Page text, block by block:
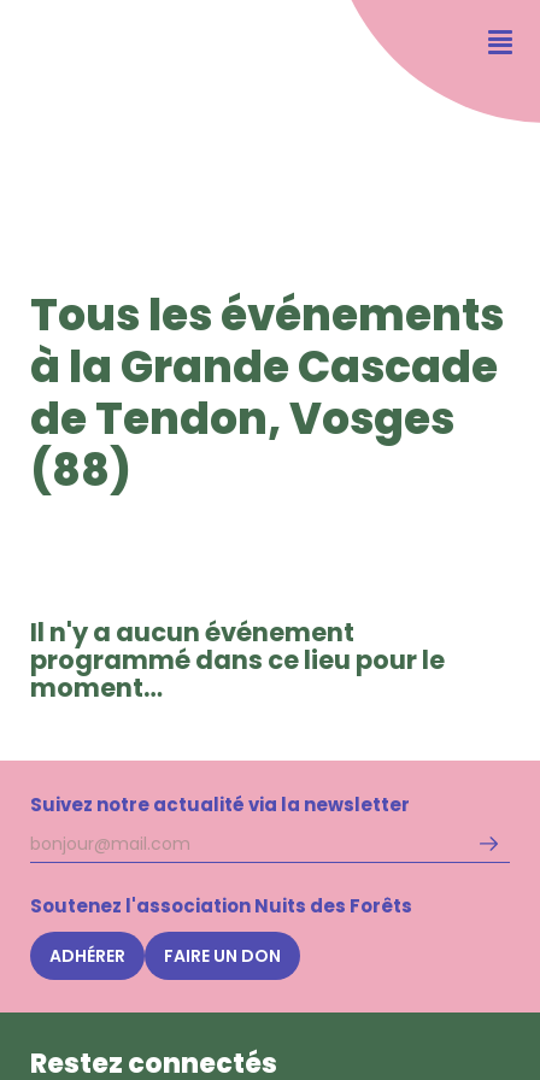
Tous les événements
à la Grande Cascade
de Tendon, Vosges
(88)
Il n'y a aucun événement
programmé dans ce lieu pour le
moment…
Suivez notre actualité via la newsletter
Adresse
mail
Soutenez l'association Nuits des Forêts
ADHÉRER FAIRE UN DON
Restez connectés